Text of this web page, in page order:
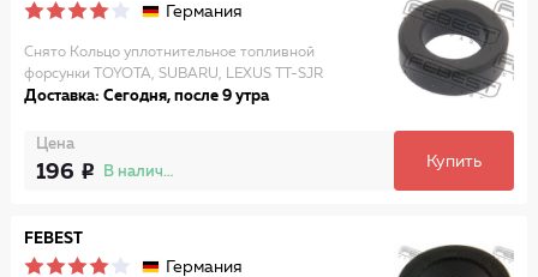
Германия
Снято Кольцо уплотнительное топливной
форсунки TOYOTA, SUBARU, LEXUS TT-SJR
Доставка: Сегодня, после 9 утра
Цена
196 В наличии
Купить
FEBEST
Германия